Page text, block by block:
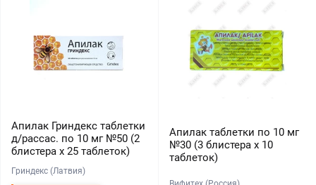
Апилак Гриндекс таблетки
д/рассас. по 10 мг №50 (2
блистера х 25 таблеток)
Гриндекс (Латвия)
Апилак таблетки по 10 мг
№30 (3 блистера х 10
таблеток)